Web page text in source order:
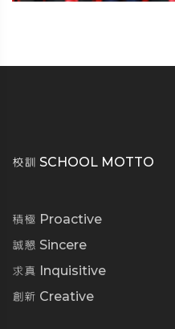
校訓 SCHOOL MOTTO
積極 Proactive
誠懇 Sincere
求真 Inquisitive
創新 Creative